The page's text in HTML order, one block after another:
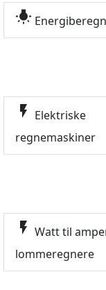
wb_incandescent
flash_on Elektriske
regnemaskiner
flash_on Watt til
lommeregnere